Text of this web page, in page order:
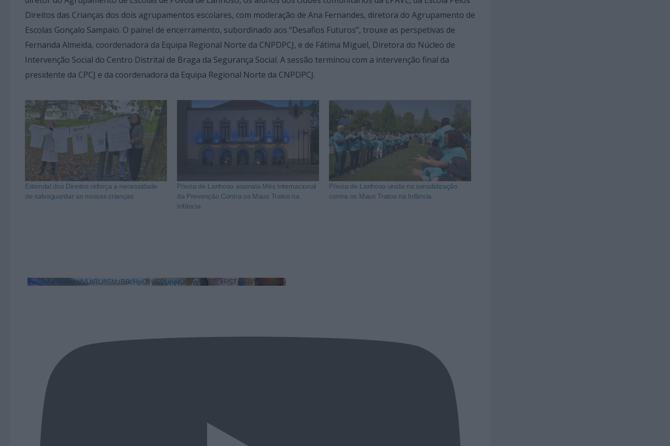
Direitos das Crianças dos dois agrupamentos escolares, com moderação de Ana Fernandes, diretora do Agrupamento de
Escolas Gonçalo Sampaio. O painel de encerramento, subordinado aos “Desafios Futuros”, trouxe as perspetivas de
Fernanda Almeida, coordenadora da Equipa Regional Norte da CNPDPCJ, e de Fátima Miguel, Diretora do Núcleo de
Intervenção Social do Centro Distrital de Braga da Segurança Social. A sessão terminou com a intervenção final da
presidente da CPCJ e da coordenadora da Equipa Regional Norte da CNPDPCJ.
Estendal dos Direitos reforça a necessidade
de salvaguardar as nossas crianças
Póvoa de Lanhoso assinala Mês Internacional
da Prevenção Contra os Maus Tratos na
Infância
Póvoa de Lanhoso unida na sensibilização
contra os Maus Tratos na Infância
YouTube Video VVUtRU85MzBBcHpOcU5BUnpKX0wyV1ZBLkR5TmFiVWVZZDhv